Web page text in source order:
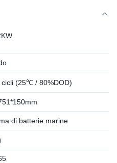
cicli (25℃ / 80%DOD)
di batterie marine